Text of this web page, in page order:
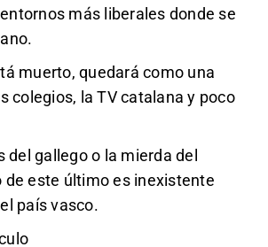
más liberales donde se
muerto, quedará como una
colegios, la TV catalana y poco
del gallego o la mierda del
de este último es inexistente
país vasco.